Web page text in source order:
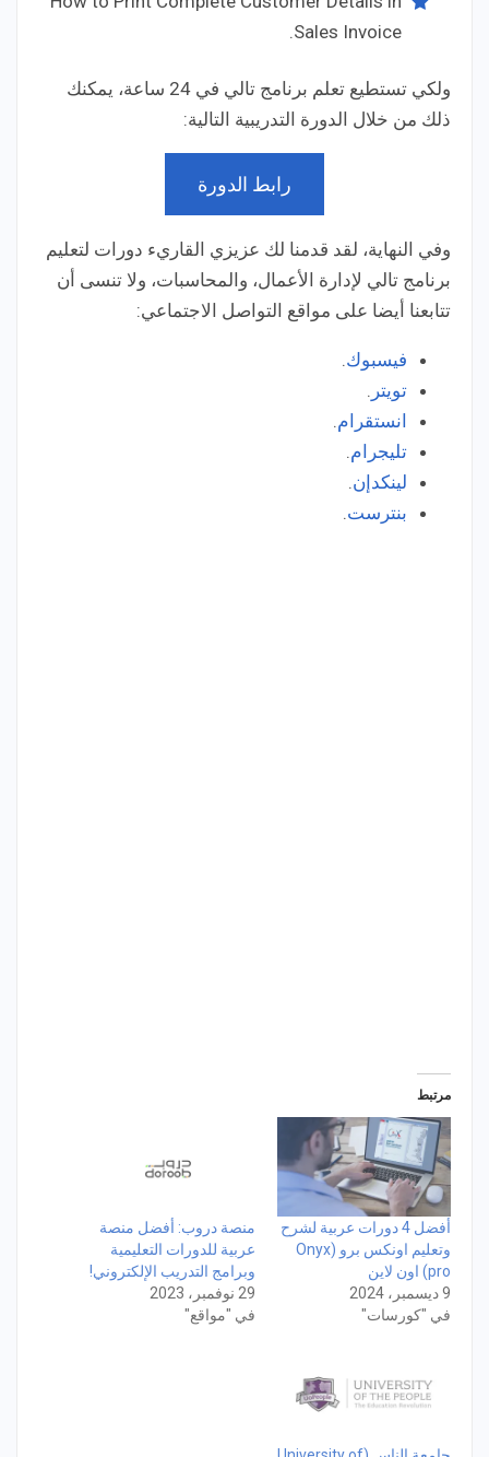
Sales Invoice.
ولكي تستطيع تعلم برنامج تالي في 24 ساعة، يمكنك
ذلك من خلال الدورة التدريبية التالية:
رابط الدورة
وفي النهاية، لقد قدمنا لك عزيزي القاريء دورات لتعليم
برنامج تالي لإدارة الأعمال، والمحاسبات، ولا تنسى أن
تتابعنا أيضا على مواقع التواصل الاجتماعي:
فيسبوك.
تويتر .
انستقرام.
تليجرام.
لينكدإن.
بنترست.
مرتبط
أفضل 4 دورات عربية لشرح
وتعليم اونكس برو (Onyx
pro) اون لاين
9 ديسمبر، 2024
في "كورسات"
منصة دروب: أفضل منصة
عربية للدورات التعليمية
وبرامج التدريب الإلكتروني!
29 نوفمبر، 2023
في "مواقع"